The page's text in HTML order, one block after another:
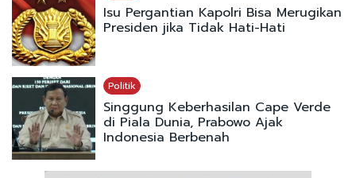
Isu Pergantian Kapolri Bisa Merugikan
Presiden jika Tidak Hati-Hati
Politik
Singgung Keberhasilan Cape Verde
di Piala Dunia, Prabowo Ajak
Indonesia Berbenah